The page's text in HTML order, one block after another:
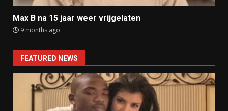
Max B na 15 jaar weer vrijgelaten
9 months ago
FEATURED NEWS